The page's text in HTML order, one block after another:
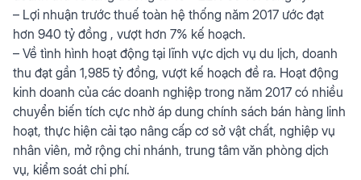
– Lợi nhuận trước thuế toàn hệ thống năm 2017 ước đạt
hơn 940 tỷ đồng , vượt hơn 7% kế hoạch.
– Về tình hình hoạt động tại lĩnh vực dịch vụ du lịch, doanh
thu đạt gần 1,985 tỷ đồng, vượt kế hoạch đề ra. Hoạt động
kinh doanh của các doanh nghiệp trong năm 2017 có nhiều
chuyển biến tích cực nhờ áp dung chính sách bán hàng linh
hoạt, thực hiện cải tạo nâng cấp cơ sở vật chất, nghiệp vụ
nhân viên, mở rộng chi nhánh, trung tâm văn phòng dịch
vụ, kiểm soát chi phí.